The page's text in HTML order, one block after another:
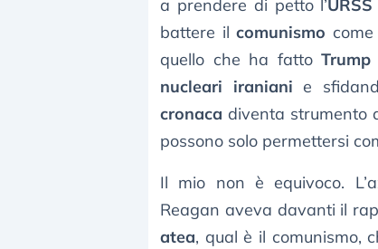
a prendere di petto l’URSS
battere ilcomunismo
quello che ha fattoTrump
nucleari iraniani e
cronaca diventa strumento
possono solo permettersi
Il mio non è equivoco.
Reagan aveva davanti il
atea, qual è il comunismo,